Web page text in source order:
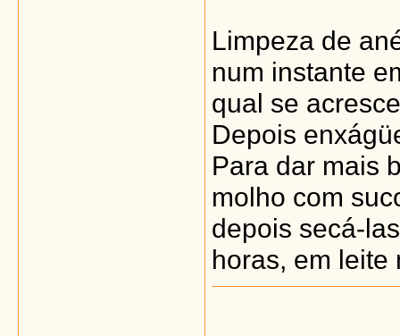
Limpeza de
num instante
qual se
Depois
Para dar mais
molho com
depois secá-
horas, em leite